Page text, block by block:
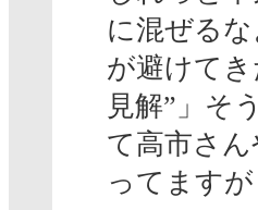
に混ぜる
が避けて
見解”」そ
て高市さ
ってますが